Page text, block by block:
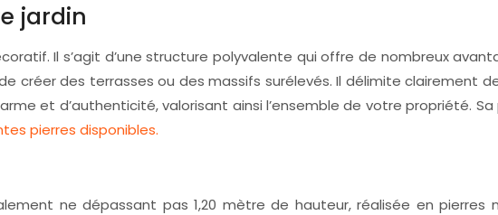
jardin
Il s’agit d’une structure polyvalente qui offre de nombreux
des terrasses ou des massifs surélevés. Il délimite clairement
et d’authenticité, valorisant ainsi l’ensemble de votre propriété.
pierres disponibles.
ne dépassant pas 1,20 mètre de hauteur, réalisée en pierres